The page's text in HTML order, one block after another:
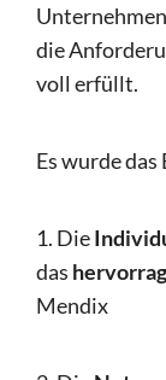
die
voll erfüllt.
Es wurde
1. Die
das
Mendix